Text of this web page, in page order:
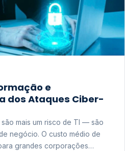
e
dos Ataques Ciber-
mais um risco de TI — são
custo médio de
grandes corporações